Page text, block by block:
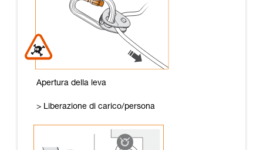
Apertura della leva
> Liberazione di carico/persona